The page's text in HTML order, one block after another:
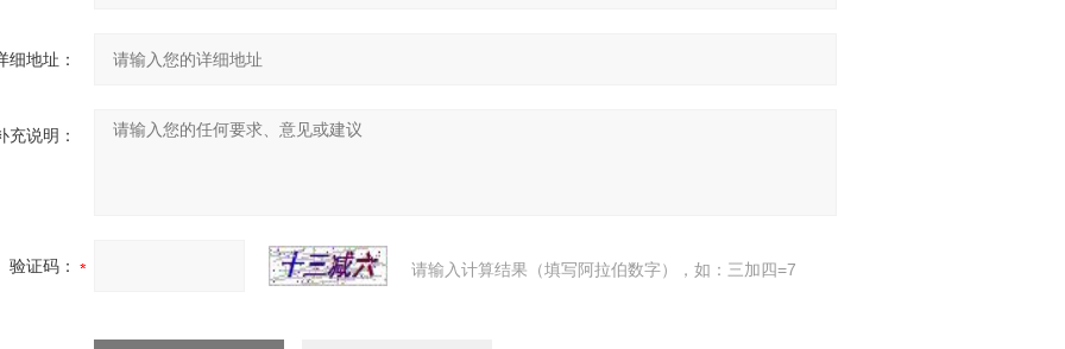
细地址：
充说明：
验证码： 请输入计算结果（填写阿拉伯数字），如：三加四=7